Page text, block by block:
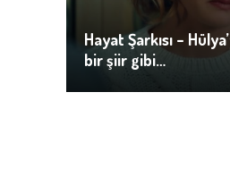
Hayat Şarkısı –
bir şiir gibi…